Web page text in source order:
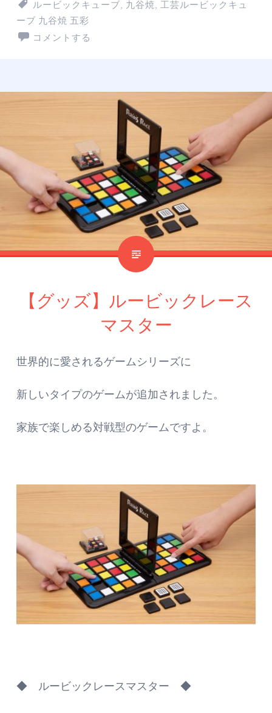
ルービックキューブ, 九谷焼, 工芸ルービックキュ
ーブ 九谷焼 五彩
コメントする
【グッズ】ルービックレース
マスター
世界的に愛されるゲームシリーズに
新しいタイプのゲームが追加されました。
家族で楽しめる対戦型のゲームですよ。
◆ ルービックレースマスター ◆